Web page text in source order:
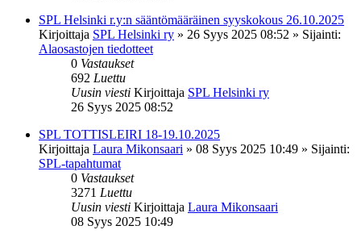
SPL Helsinki r.y:n sääntömääräinen syyskokous 26.10.2025
Kirjoittaja SPL Helsinki ry » 26 Syys 2025 08:52 » Sijainti:
Alaosastojen tiedotteet
0 Vastaukset
692 Luettu
Uusin viesti Kirjoittaja SPL Helsinki ry
26 Syys 2025 08:52
SPL TOTTISLEIRI 18-19.10.2025
Kirjoittaja Laura Mikonsaari » 08 Syys 2025 10:49 » Sijainti:
SPL-tapahtumat
0 Vastaukset
3271 Luettu
Uusin viesti Kirjoittaja Laura Mikonsaari
08 Syys 2025 10:49